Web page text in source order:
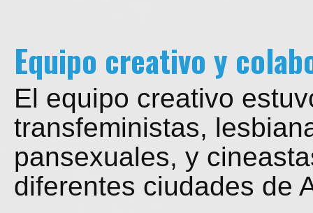
Equipo creativo y
El equipo creativo
transfeministas,
pansexuales, y
diferentes ciudades de